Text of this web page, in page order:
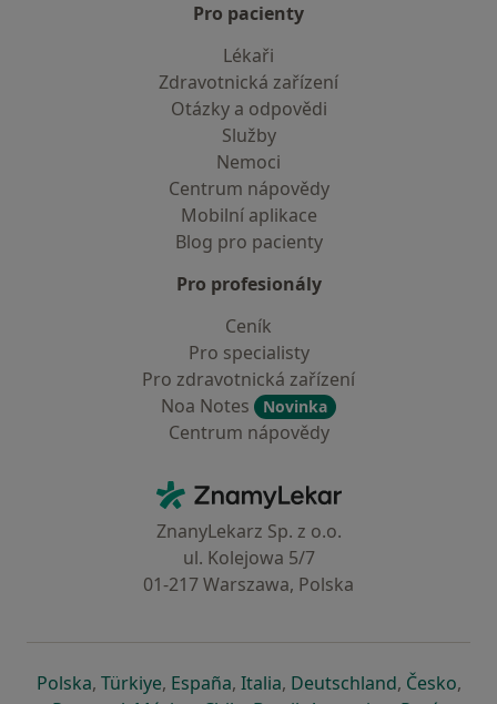
Pro pacienty
Lékaři
Zdravotnická zařízení
Otázky a odpovědi
Služby
Nemoci
Centrum nápovědy
Mobilní aplikace
Blog pro pacienty
Pro profesionály
Ceník
Pro specialisty
Pro zdravotnická zařízení
Noa Notes
Novinka
Centrum nápovědy
ZnamyLekar - Hlavní stránka
ZnanyLekarz Sp. z o.o.
ul. Kolejowa 5/7
01-217 Warszawa, Polska
Polskase otevře v nové záložce
, Türkiyese otevře v nové záložce
, Españase otevře v nové záložce
, Italiase otevře v nové záložce
, Deutschlandse otevře v
, Českose
,